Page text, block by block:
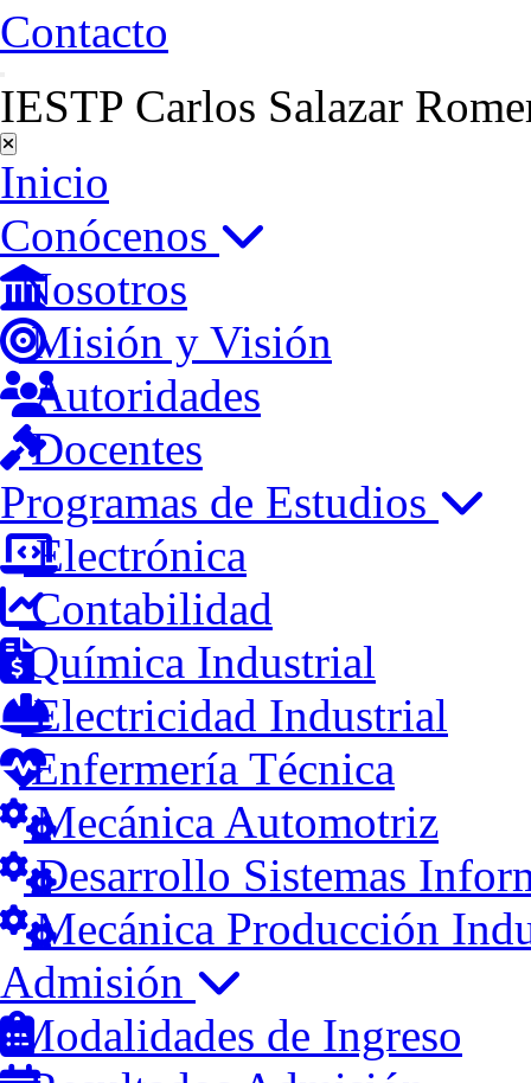
Contacto
IESTP Carlos Salazar
Inicio
Conócenos
Nosotros
Misión y Visión
Autoridades
Docentes
Programas de Estudios
Electrónica
Contabilidad
Química Industrial
Electricidad Industrial
Enfermería Técnica
Mecánica Automotriz
Desarrollo Sistemas
Mecánica Producción
Admisión
Modalidades de Ingreso